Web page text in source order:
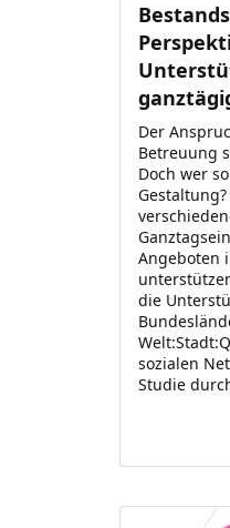
Der
Betreuung
Doch wer
Angeboten
die
sozialen
Studie